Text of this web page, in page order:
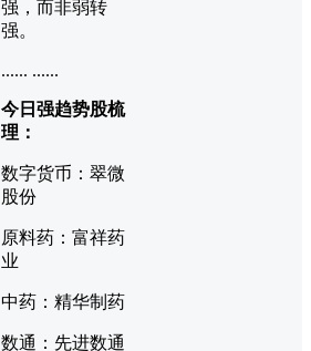
强，而非弱转
强。
...... ......
今日强趋势股梳
理：
数字货币：翠微
股份
原料药：富祥药
业
中药：精华制药
数通：先进数通